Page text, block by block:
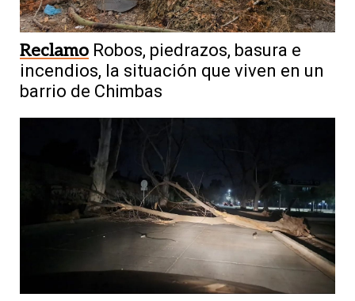
Reclamo Robos, piedrazos, basura e
incendios, la situación que viven en un
barrio de Chimbas